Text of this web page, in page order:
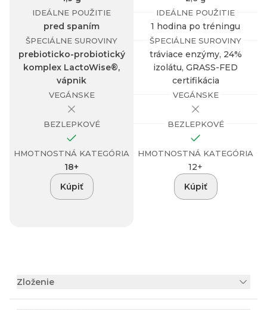
IDEÁLNE POUŽITIE
pred spaním
ŠPECIÁLNE SUROVINY
prebioticko-probiotický
komplex LactoWise®,
vápnik
VEGÁNSKE
BEZLEPKOVÉ
HMOTNOSTNÁ KATEGÓRIA
18+
Kúpiť
IDEÁLNE POUŽITIE
1 hodina po tréningu
ŠPECIÁLNE SUROVINY
tráviace enzýmy, 24%
izolátu, GRASS-FED
certifikácia
VEGÁNSKE
BEZLEPKOVÉ
HMOTNOSTNÁ KATEGÓRIA
12+
Kúpiť
Zloženie